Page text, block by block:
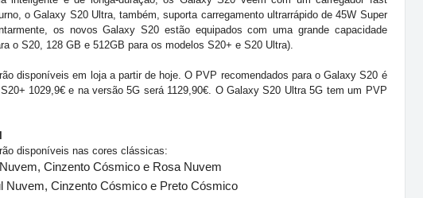
o Galaxy S20 Ultra, também, suporta carregamento ultrarrápido de 45W Super
os novos Galaxy S20 estão equipados com uma grande capacidade
o S20, 128 GB e 512GB para os modelos S20+ e S20 Ultra).
disponíveis em loja a partir de hoje. O PVP recomendados para o Galaxy S20 é
1029,9€ e na versão 5G será 1129,90€. O Galaxy S20 Ultra 5G tem um PVP
disponíveis nas cores clássicas:
Cinzento Cósmico e Rosa Nuvem
Nuvem, Cinzento Cósmico e Preto Cósmico